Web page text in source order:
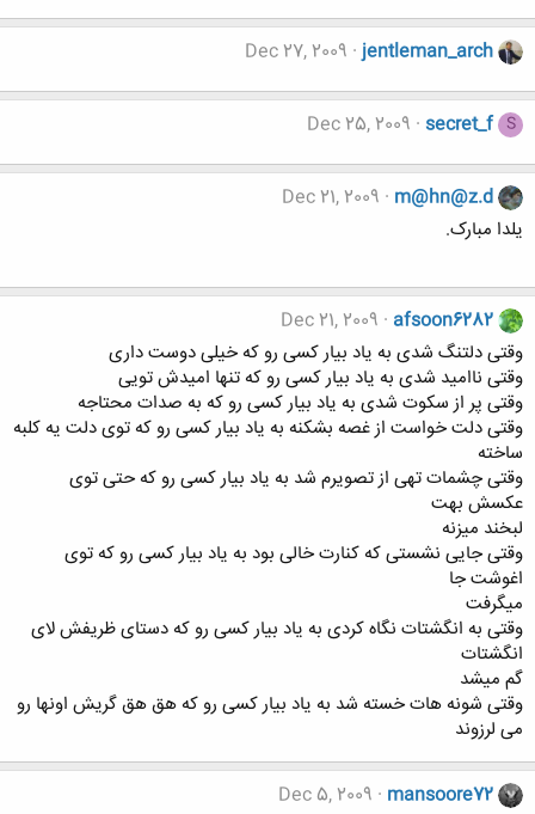
jentleman_arch
Dec 27, 2009
S
secret_f
Dec 25, 2009
m@hn@z.d
Dec 21, 2009
یلدا مبارک.
afsoon6282
Dec 21, 2009
وقتی دلتنگ شدی به یاد بیار کسی رو که خیلی دوست داری
وقتی ناامید شدی به یاد بیار کسی رو که تنها امیدش تویی
وقتی پر از سکوت شدی به یاد بیار کسی رو که به صدات محتاجه
وقتی دلت خواست از غصه بشکنه به یاد بیار کسی رو که توی دلت یه کلبه
ساخته
وقتی چشمات تهی از تصویرم شد به یاد بیار کسی رو که حتی توی
عکسش بهت
لبخند میزنه
وقتی جایی نشستی که کنارت خالی بود به یاد بیار کسی رو که توی
اغوشت جا
میگرفت
وقتی به انگشتات نگاه کردی به یاد بیار کسی رو که دستای ظریفش لای
انگشتات
گم میشد
وقتی شونه هات خسته شد به یاد بیار کسی رو که هق هق گریش اونها رو
می لرزوند
mansoore72
Dec 5, 2009